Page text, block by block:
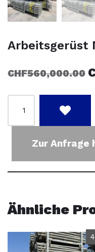
Arbeitsgerüst
CHF560,000.00
Zur Anfrage
Ähnliche